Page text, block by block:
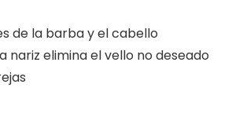
de la barba y el cabello
nariz elimina el vello no deseado